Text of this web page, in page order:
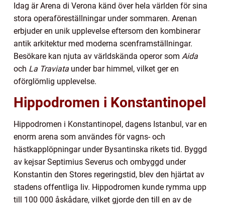
Idag är Arena di Verona känd över hela världen för sina
stora operaföreställningar under sommaren. Arenan
erbjuder en unik upplevelse eftersom den kombinerar
antik arkitektur med moderna scenframställningar.
Besökare kan njuta av världskända operor som Aida
och La Traviata under bar himmel, vilket ger en
oförglömlig upplevelse.
Hippodromen i Konstantinopel
Hippodromen i Konstantinopel, dagens Istanbul, var en
enorm arena som användes för vagns- och
hästkapplöpningar under Bysantinska rikets tid. Byggd
av kejsar Septimius Severus och ombyggd under
Konstantin den Stores regeringstid, blev den hjärtat av
stadens offentliga liv. Hippodromen kunde rymma upp
till 100 000 åskådare, vilket gjorde den till en av de